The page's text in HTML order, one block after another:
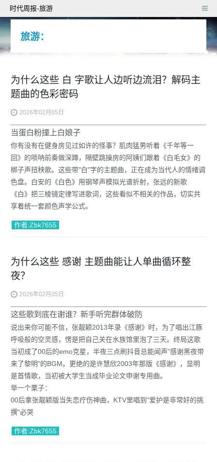
时代周报-旅游
旅游：
为什么这些 白 字歌让人边听边流泪？解码主
题曲的色彩密码
2026年02月05日
当蛋白粉撞上白娘子
你有没有在健身房见过如许的怪事？肌肉猛男听着《千年等一
回》的唢呐前奏做深蹲，隔壁跳操房的阿姨们跟着《白毛女》的
梆子声扭秧歌。这些带"白"字的主题曲，正在成为当代人的情绪调
色盘。白安的《白色》用钢琴声模拟光谱折射，张远的新歌
《白》把三棱镜定律写进歌词，这些看似不相关的作品，切实共
享着统一套颜色声学公式。
作者:Zbk7655
为什么这些 感谢 主题曲能让人单曲循环整
夜？
2026年02月05日
这些歌到底在谢谁？新手听完群体破防
说出来你可能不信，张靓颖2013年录《感谢》时，为了唱出江豚
呼吸般的空灵感，愣是把自己关在水族馆里泡了三天。终局这歌
当初成了00后的emo克星，半夜三点刷抖音总能闻声"感谢黑夜带
来了黎明"的BGM。更绝的是许慧欣2003年那版《感谢》，显明
是首情歌，当初被大学生当成毕业论文申谢专用曲。
举一个栗子：
00后拿张靓颖版当失恋疗伤神曲，KTV里唱到"爱护是非常好的挑
撰"必哭
作者:Zbk7655